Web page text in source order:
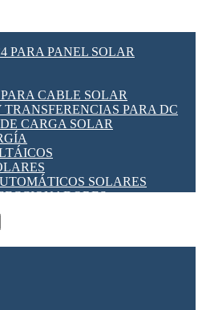
PARA PANEL SOLAR
CABLE SOLAR
PARA DC
CARGA SOLAR
SOLARES
SPDS PARA